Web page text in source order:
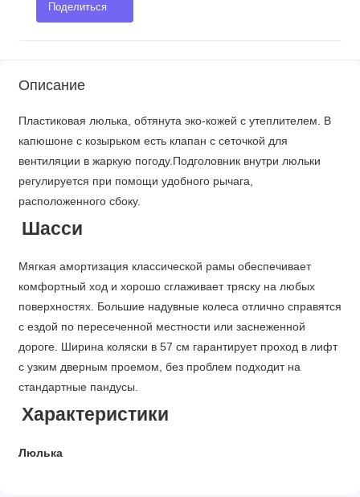
Поделиться
Описание
Пластиковая люлька, обтянута эко-кожей с утеплителем. В
капюшоне с козырьком есть клапан с сеточкой для
вентиляции в жаркую погоду.Подголовник внутри люльки
регулируется при помощи удобного рычага,
расположенного сбоку.
Шасси
Мягкая амортизация классической рамы обеспечивает
комфортный ход и хорошо сглаживает тряску на любых
поверхностях. Большие надувные колеса отлично справятся
с ездой по пересеченной местности или заснеженной
дороге. Ширина коляски в 57 см гарантирует проход в лифт
с узким дверным проемом, без проблем подходит на
стандартные пандусы.
Характеристики
Люлька